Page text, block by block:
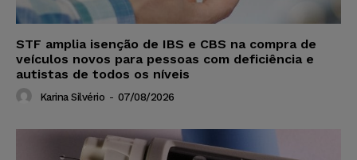
STF amplia isenção de IBS e CBS na compra de
veículos novos para pessoas com deficiência e
autistas de todos os níveis
Karina Silvério - 07/08/2026